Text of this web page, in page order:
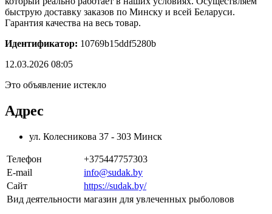
быструю доставку заказов по Минску и всей Беларуси.
Гарантия качества на весь товар.
Идентификатор: 10769b15ddf5280b
12.03.2026 08:05
Это объявление истекло
Адрес
ул. Колесникова 37 - 303 Минск
Телефон
+375447757303
E-mail
info@sudak.by
Сайт
https://sudak.by/
Вид деятельности магазин для увлеченных рыболовов